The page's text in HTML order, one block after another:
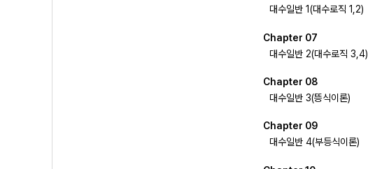
대수일반 1(대수로직 1,2)
Chapter 07
대수일반 2(대수로직 3,4)
Chapter 08
대수일반 3(뜽식이론)
Chapter 09
대수일반 4(부등식이론)